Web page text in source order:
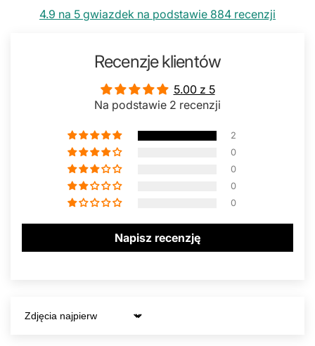
4.9 na 5 gwiazdek na podstawie 884 recenzji
Recenzje klientów
5.00 z 5
Na podstawie 2 recenzji
2
0
0
0
0
Napisz recenzję
Sort by